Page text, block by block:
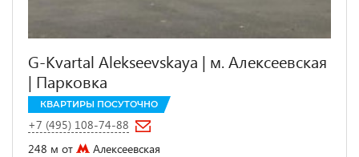
G-Kvartal Alekseevskaya | м. Алексеевская
| Парковка
КВАРТИРЫ ПОСУТОЧНО
+7 (495) 108-74-88
248 м от
Алексеевская